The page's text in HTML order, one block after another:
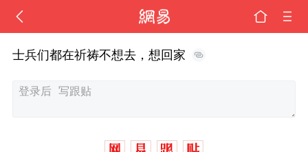
士兵们都在祈祷不想去，想回家